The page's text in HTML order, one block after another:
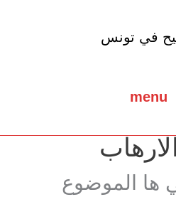
menu
ها الموضوع